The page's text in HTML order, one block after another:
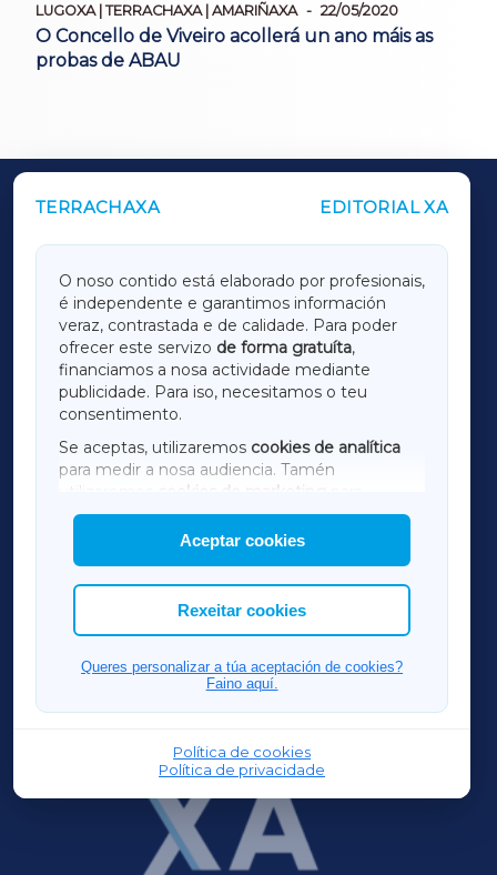
LUGOXA | TERRACHAXA | AMARIÑAXA 22/05/2020
O Concello de Viveiro acollerá un ano máis as
probas de ABAU
TERRACHAXA EDITORIAL XA
O noso contido está elaborado por profesionais,
é independente e garantimos información
veraz, contrastada e de calidade. Para poder
ofrecer este servizo de forma gratuíta,
financiamos a nosa actividade mediante
publicidade. Para iso, necesitamos o teu
consentimento.
Se aceptas, utilizaremos cookies de analítica
para medir a nosa audiencia. Tamén
utilizaremos
cookies de marketing
mostrar publicidade de terceiros.
Así mesmo, podes personalizar a elección das
cookies que desexas permitir.
Aceptar cookies
Rexeitar cookies
Queres personalizar a túa aceptación de cookies?
Faino aquí.
Política de cookies
Política de privacidade
OUTROS PERIÓDICOS
LUGOXA
TERRACHAXA
AMARIÑAXA
RIBEIRASACRAXA
ACORUÑAXA
FERROLXA
OURENSEXA